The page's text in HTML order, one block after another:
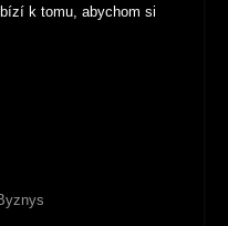
k tomu, abychom si